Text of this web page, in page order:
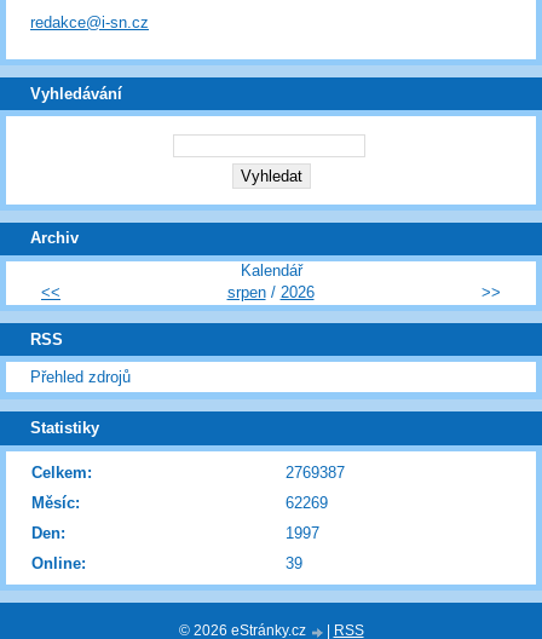
redakce@i-sn.cz
Vyhledávání
Archiv
Kalendář
<<
srpen/ 2026 >>
RSS
Přehled zdrojů
Statistiky
Online: 39
Celkem:
2769387
Měsíc:
62269
Den:
1997
© 2026 eStránky.cz RSS